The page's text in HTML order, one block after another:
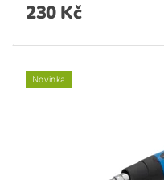
230 Kč
Novinka